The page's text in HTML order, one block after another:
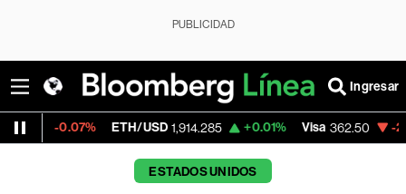
PUBLICIDAD
Ingresar
ETH/USD 1,914.285 +0.01% Visa 362.50 -2.15%
ESTADOS UNIDOS